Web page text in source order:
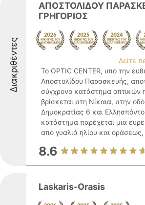
Διακριθέντες
ΑΠΟΣΤΟΛΙΔΟΥ
ΓΡΗΓΟΡΙΟΣ
Δείτε
Το OPTIC CENTER, υπό την
Αποστολίδου Παρασκευής,
σύγχρονο κατάστημα οπτικών
βρίσκεται στη Νίκαια, στην
Δημοκρατίας 6 και
κατάστημα παρέχεται μια
από γυαλιά ηλίου και οράσεως,
8.6
Laskaris-Orasis